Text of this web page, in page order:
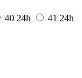
40 24h 41 24h